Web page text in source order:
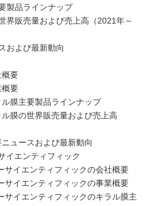
製品ラインナップ
界販売量および売上高（2021年～
および最新動向
概要
概要
膜主要製品ラインナップ
膜の世界販売量および売上高
ュースおよび最新動向
イエンティフィック
サイエンティフィックの会社概要
サイエンティフィックの事業概要
サイエンティフィックのキラル膜主